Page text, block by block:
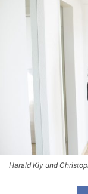
Harald Kiy und